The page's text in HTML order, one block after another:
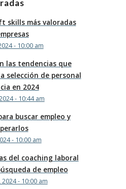
skills más valoradas
- 10:00 am
las tendencias que
selección de personal
en 2024
- 10:44 am
buscar empleo y
- 10:00 am
del coaching laboral
de empleo
- 10:00 am